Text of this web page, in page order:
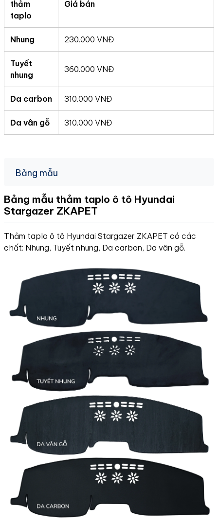
thảm
taplo
Giá bán
Nhung 230.000 VNĐ
Tuyết
nhung
360.000 VNĐ
Da carbon 310.000 VNĐ
Da vân gỗ 310.000 VNĐ
Bảng mẫu
Bảng mẫu thảm taplo ô tô Hyundai
Stargazer ZKAPET
Thảm taplo ô tô Hyundai Stargazer ZKAPET có các
chất: Nhung, Tuyết nhung, Da carbon, Da vân gỗ.